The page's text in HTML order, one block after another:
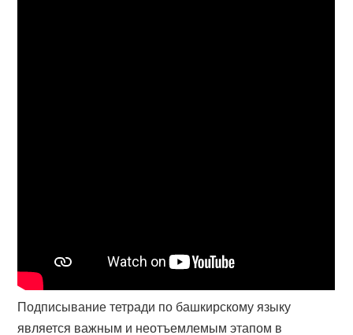
Подписывание тетради по башкирскому языку
является важным и неотъемлемым этапом в